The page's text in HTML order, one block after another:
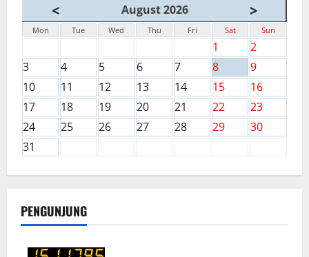
< August 2026 >
Mon Tue Wed Thu Fri Sat Sun
1
2
3
4 5 6 7 8
9
10
11 12 13 14 15
16
17
18 19 20 21 22
23
24
25 26 27 28 29
30
31
PENGUNJUNG